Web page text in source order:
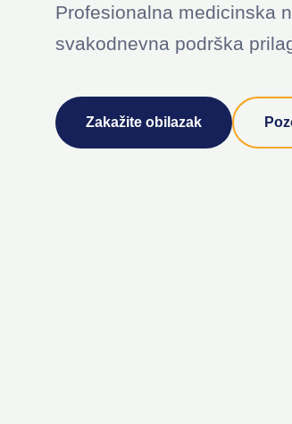
Profesionalna medicinska
svakodnevna podrška
Zakažite obilazak